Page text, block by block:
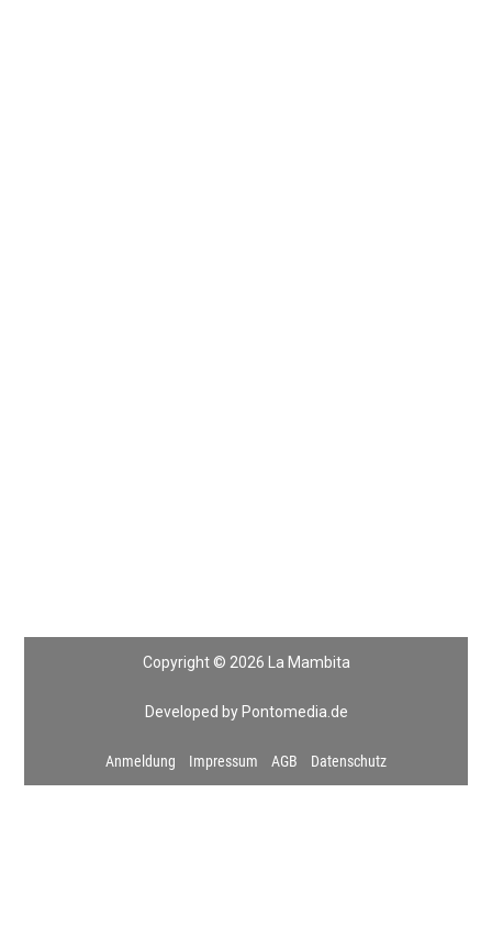
Copyright © 2026 La Mambita
Developed by Pontomedia.de
Anmeldung Impressum AGB Datenschutz